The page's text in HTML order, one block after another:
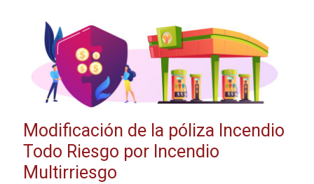
Modificación de la póliza Incendio
Todo Riesgo por Incendio
Multirriesgo